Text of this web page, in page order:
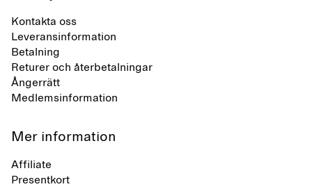
Kontakta oss
Leveransinformation
Betalning
Returer och återbetalningar
Ångerrätt
Medlemsinformation
Mer information
Affiliate
Presentkort